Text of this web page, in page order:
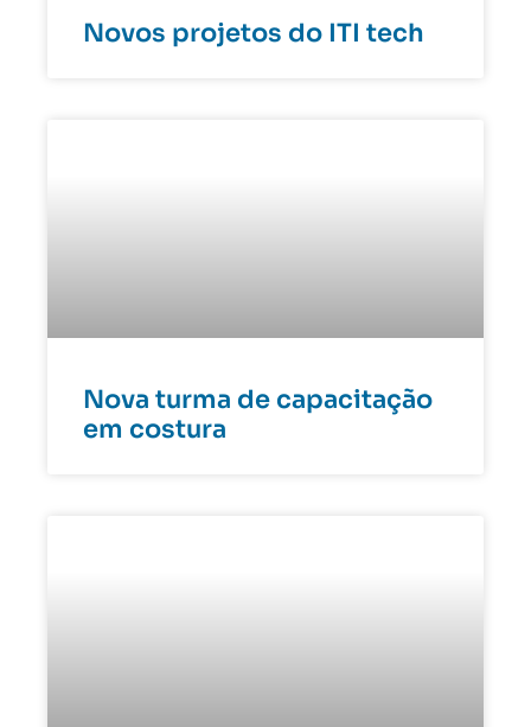
Novos projetos do ITI tech
Nova turma de capacitação
em costura